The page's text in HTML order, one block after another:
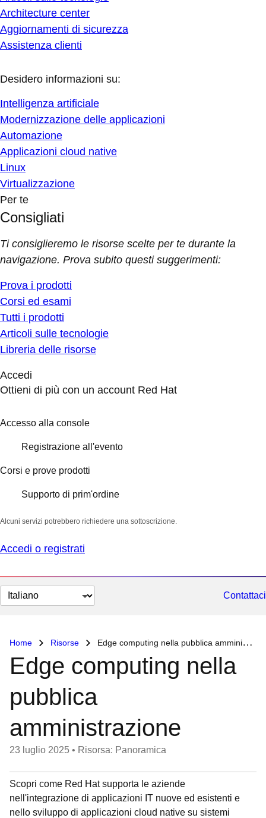
Architecture center
Aggiornamenti di sicurezza
Assistenza clienti
Desidero informazioni su:
Intelligenza artificiale
Modernizzazione delle applicazioni
Automazione
Applicazioni cloud native
Linux
Virtualizzazione
Per te
Consigliati
Ti consiglieremo le risorse scelte per te durante la
navigazione. Prova subito questi suggerimenti:
Prova i prodotti
Corsi ed esami
Tutti i prodotti
Articoli sulle tecnologie
Libreria delle risorse
Accedi
Ottieni di più con un account Red Hat
Accesso alla console
Registrazione all'evento
Corsi e prove prodotti
Supporto di prim'ordine
Alcuni servizi potrebbero richiedere una sottoscrizione.
Accedi o registrati
Cambia
lingua
Contattaci
Home Risorse Edge computing nella pubblica amministrazione
Edge computing nella
pubblica
amministrazione
23 luglio 2025 • Risorsa: Panoramica
Scopri come Red Hat supporta le aziende
nell'integrazione di applicazioni IT nuove ed esistenti e
nello sviluppo di applicazioni cloud native su sistemi